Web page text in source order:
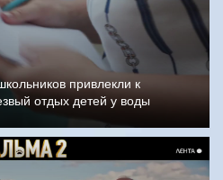
привлекли к
отдых детей у воды